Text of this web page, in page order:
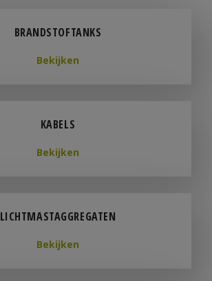
BRANDSTOFTANKS
Bekijken
KABELS
Bekijken
LICHTMASTAGGREGATEN
Bekijken